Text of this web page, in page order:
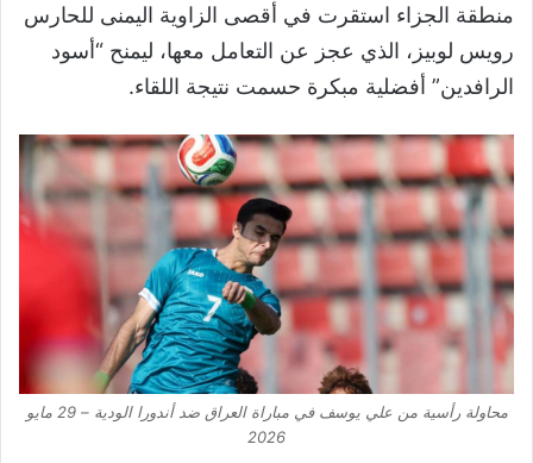
منطقة الجزاء استقرت في أقصى الزاوية اليمنى للحارس
رويس لوبيز، الذي عجز عن التعامل معها، ليمنح “أسود
الرافدين” أفضلية مبكرة حسمت نتيجة اللقاء.
محاولة رأسية من علي يوسف في مباراة العراق ضد أندورا الودية – 29 مايو
2026